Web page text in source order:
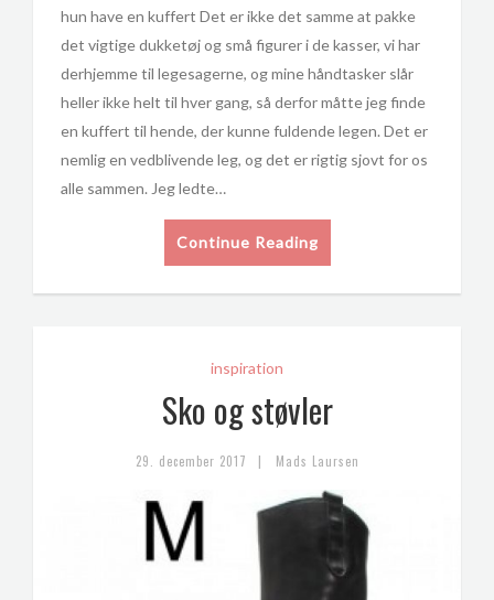
hun have en kuffert Det er ikke det samme at pakke
det vigtige dukketøj og små figurer i de kasser, vi har
derhjemme til legesagerne, og mine håndtasker slår
heller ikke helt til hver gang, så derfor måtte jeg finde
en kuffert til hende, der kunne fuldende legen. Det er
nemlig en vedblivende leg, og det er rigtig sjovt for os
alle sammen. Jeg ledte…
Continue Reading
inspiration
Sko og støvler
29. december 2017 | Mads Laursen